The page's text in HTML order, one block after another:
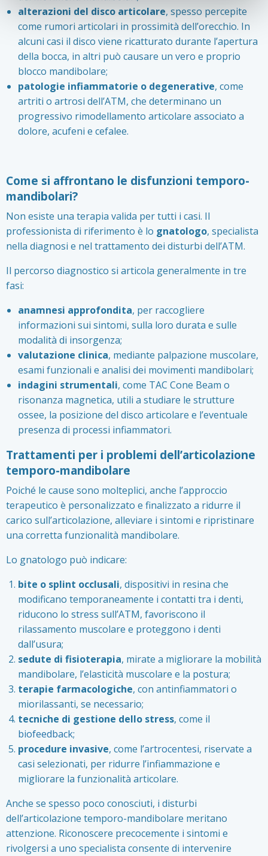
alterazioni del disco articolare, spesso percepite
come rumori articolari in prossimità dell’orecchio. In
alcuni casi il disco viene ricatturato durante l’apertura
della bocca, in altri può causare un vero e proprio
blocco mandibolare;
patologie infiammatorie o degenerative, come
artriti o artrosi dell’ATM, che determinano un
progressivo rimodellamento articolare associato a
dolore, acufeni e cefalee.
Come si affrontano le disfunzioni temporo-
mandibolari?
Non esiste una terapia valida per tutti i casi. Il
professionista di riferimento è lo gnatologo, specialista
nella diagnosi e nel trattamento dei disturbi dell’ATM.
Il percorso diagnostico si articola generalmente in tre
fasi:
anamnesi approfondita, per raccogliere
informazioni sui sintomi, sulla loro durata e sulle
modalità di insorgenza;
valutazione clinica, mediante palpazione muscolare,
esami funzionali e analisi dei movimenti mandibolari;
indagini strumentali, come TAC Cone Beam o
risonanza magnetica, utili a studiare le strutture
ossee, la posizione del disco articolare e l’eventuale
presenza di processi infiammatori.
Trattamenti per i problemi dell’articolazione
temporo-mandibolare
Poiché le cause sono molteplici, anche l’approccio
terapeutico è personalizzato e finalizzato a ridurre il
carico sull’articolazione, alleviare i sintomi e ripristinare
una corretta funzionalità mandibolare.
Lo gnatologo può indicare:
bite o splint occlusali, dispositivi in resina che
modificano temporaneamente i contatti tra i denti,
riducono lo stress sull’ATM, favoriscono il
rilassamento muscolare e proteggono i denti
dall’usura;
sedute di fisioterapia, mirate a migliorare la mobilità
mandibolare, l’elasticità muscolare e la postura;
terapie farmacologiche, con antinfiammatori o
miorilassanti, se necessario;
tecniche di gestione dello stress, come il
biofeedback;
procedure invasive, come l’artrocentesi, riservate a
casi selezionati, per ridurre l’infiammazione e
migliorare la funzionalità articolare.
Anche se spesso poco conosciuti, i disturbi
dell’articolazione temporo-mandibolare meritano
attenzione. Riconoscere precocemente i sintomi e
rivolgersi a uno specialista consente di intervenire